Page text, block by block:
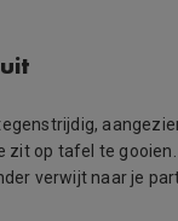
zit op tafel te
verwijt naar je